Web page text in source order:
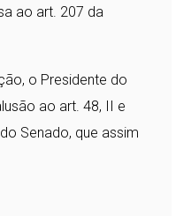
ao art. 207 da
o Presidente do
ao art. 48, II e
Senado, que assim